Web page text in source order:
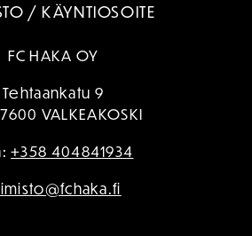
/ KÄYNTIOSOITE
FC HAKA OY
Tehtaankatu 9
VALKEAKOSKI
+358 404841934